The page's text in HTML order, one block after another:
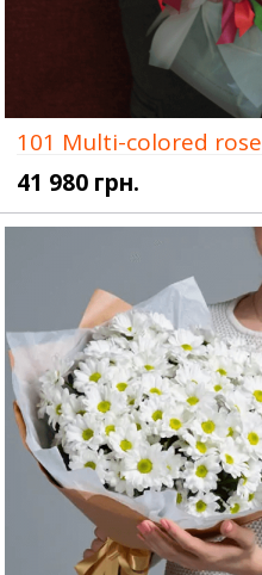
101 Multi-colored rose
41 980 грн.